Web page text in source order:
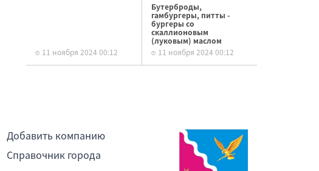
11 ноября 2024 00:12
Бутерброды,
гамбургеры, питты -
бургеры со
скаллионовым
(луковым) маслом
11 ноября 2024 00:12
Добавить компанию
Справочник города